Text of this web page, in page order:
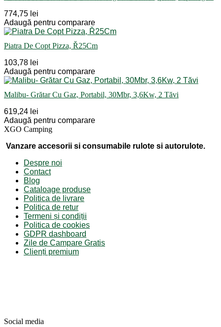
774,75 lei
Adaugă pentru comparare
Piatra De Copt Pizza, Ř25Cm
103,78 lei
Adaugă pentru comparare
Malibu- Grătar Cu Gaz, Portabil, 30Mbr, 3,6Kw, 2 Tăvi
619,24 lei
Adaugă pentru comparare
XGO Camping
Vanzare accesorii si consumabile rulote si autorulote.
Despre noi
Contact
Blog
Cataloage produse
Politica de livrare
Politica de retur
Termeni și condiții
Politica de cookies
GDPR dashboard
Zile de Campare Gratis
Clienți premium
Social media